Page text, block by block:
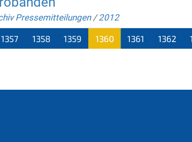
Pressemitteilungen /2012
1357 1358 1359
1360
1361 1362